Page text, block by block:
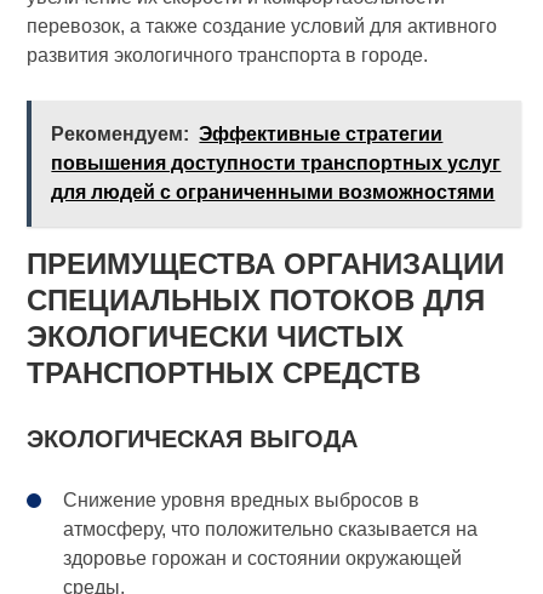
перевозок, а также создание условий для активного
развития экологичного транспорта в городе.
Рекомендуем: Эффективные стратегии
повышения доступности транспортных услуг
для людей с ограниченными возможностями
ПРЕИМУЩЕСТВА ОРГАНИЗАЦИИ
СПЕЦИАЛЬНЫХ ПОТОКОВ ДЛЯ
ЭКОЛОГИЧЕСКИ ЧИСТЫХ
ТРАНСПОРТНЫХ СРЕДСТВ
ЭКОЛОГИЧЕСКАЯ ВЫГОДА
Снижение уровня вредных выбросов в
атмосферу, что положительно сказывается на
здоровье горожан и состоянии окружающей
среды.